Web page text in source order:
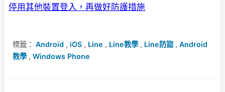
停用其他裝置登入，再做好防護措施
標籤： Android , iOS , Line , Line教學, Line防盜, Android
教學, Windows Phone